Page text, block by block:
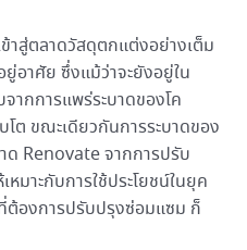
าสู่ตลาดวัสดุตกแต่งอย่างเต็ม
ยู่อาศัย ซึ่งแม้ว่าจะยังอยู่ใน
จากการแพร่ระบาดของโค
ต ขณะเดียวกันการระบาดของ
ด Renovate จากการปรับ
มาะกับการใช้ประโยชน์ในยุค
องการปรับปรุงซ่อมแซม ก็